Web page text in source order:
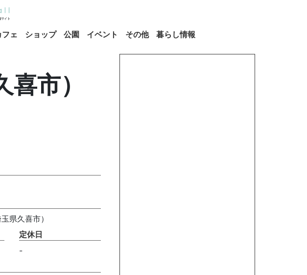
ェ ショップ 公園 イベント その他 暮らし情報
市）
県久喜市）
定休日
-